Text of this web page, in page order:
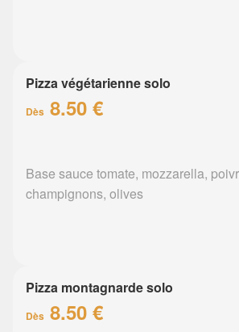
Pizza végétarienne solo
Dès 8.50 €
Base sauce tomate, mozzarella,
champignons, olives
Pizza montagnarde solo
Dès 8.50 €